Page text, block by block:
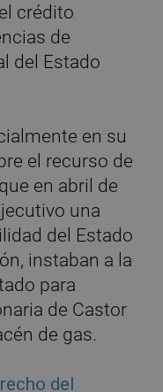
crédito
de
del Estado
en su
el recurso de
en abril de
una
del Estado
instaban a la
para
de Castor
de gas.
del